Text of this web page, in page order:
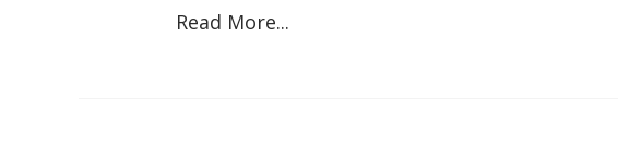
Read More...